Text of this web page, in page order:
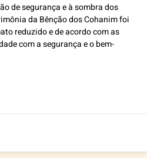
de segurança e à sombra dos
da Bênção dos Cohanim foi
reduzido e de acordo com as
com a segurança e o bem-